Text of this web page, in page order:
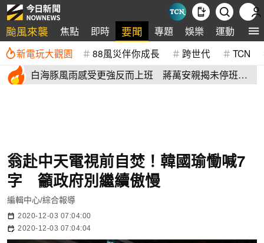
颱風來襲 焦點 即時 要聞 專題 娛樂 運動 全
新電玩大觀園 88風災伴你成長 跨世代 TCN
白海豚風雨感受更強反而上班 蔣萬安親揭未停班課
翁赴中天電視前自焚！韓國瑜慟喊7
字 籲政府別繼續傲慢
編輯中心/綜合報導
2020-12-03 07:04:00
2020-12-03 07:04:04